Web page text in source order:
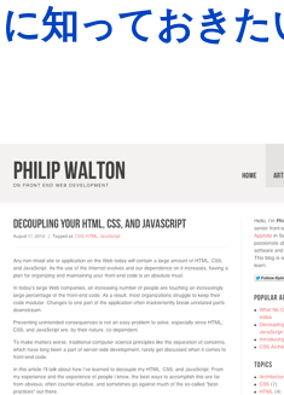
知っておき